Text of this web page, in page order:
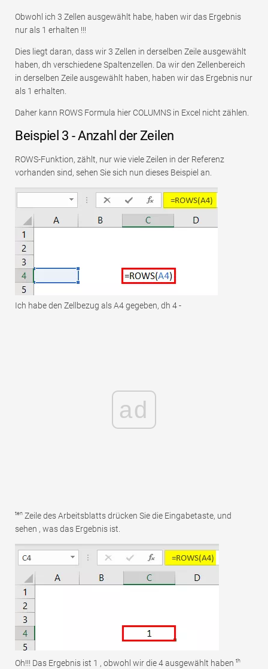
Obwohl ich 3 Zellen ausgewählt habe, haben wir das Ergebnis
nur als 1 erhalten !!!
Dies liegt daran, dass wir 3 Zellen in derselben Zeile ausgewählt
haben, dh verschiedene Spaltenzellen. Da wir den Zellenbereich
in derselben Zeile ausgewählt haben, haben wir das Ergebnis nur
als 1 erhalten.
Daher kann ROWS Formula hier COLUMNS in Excel nicht zählen.
Beispiel 3 - Anzahl der Zeilen
ROWS-Funktion, zählt, nur wie viele Zeilen in der Referenz
vorhanden sind, sehen Sie sich nun dieses Beispiel an.
Ich habe den Zellbezug als A4 gegeben, dh 4 -
ad
ten Zeile des Arbeitsblatts drücken Sie die Eingabetaste, und
sehen , was das Ergebnis ist.
Oh!!! Das Ergebnis ist 1 , obwohl wir die 4 ausgewählt haben th